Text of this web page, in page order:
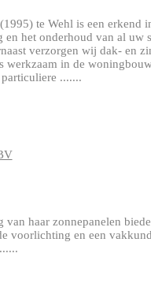
te Wehl is een erkend
en het onderhoud van al uw
verzorgen wij dak- en
werkzaam in de
.......
haar zonnepanelen
voorlichting en een